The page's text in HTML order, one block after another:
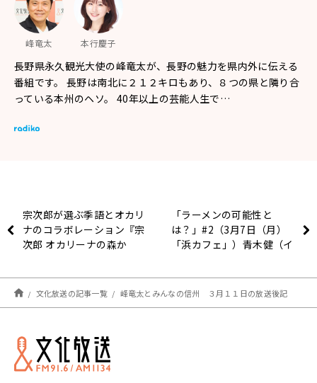
峰竜太 本行慶子
長野県永久観光大使の峰竜太が、長野の魅力を県内外に伝える
番組です。 長野は南北に２１２キロもあり、８つの県と隣り合
っている本州のヘソ。 40年以上の芸能人生で…
宗次郎が選ぶ季語とオカリ
ナのコラボレーション『宗
次郎 オカリーナの森か
「ラーメンの可能性と
は？」#2（3月7日（月）
「浜カフェ」）青木健（イ
ー/漫画家） Hey!たくちゃ
ん（タレント/「鬼そば藤
谷」店主）
文化放送の記事一覧 峰竜太とみんなの信州 ３月１１日の放送後記